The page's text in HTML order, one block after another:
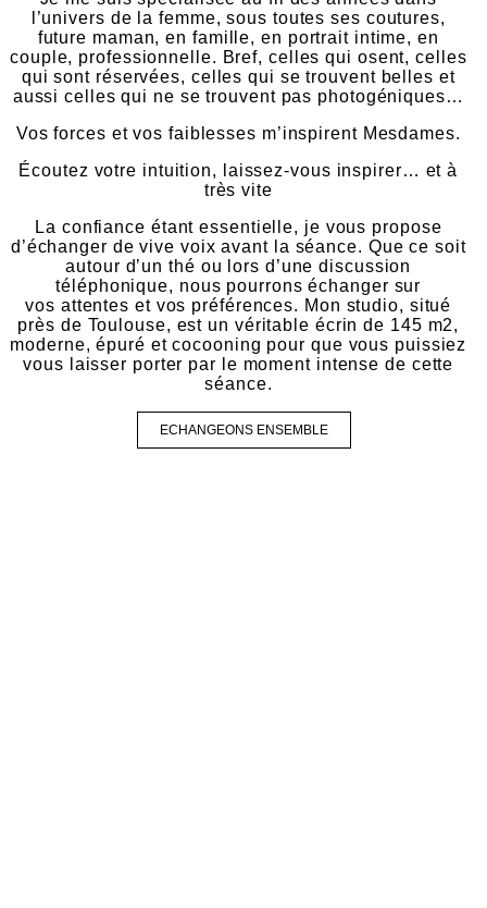
l’univers de la femme, sous toutes ses coutures,
future maman, en famille, en portrait intime, en
couple, professionnelle. Bref, celles qui osent, celles
qui sont réservées, celles qui se trouvent belles et
aussi celles qui ne se trouvent pas photogéniques…
Vos forces et vos faiblesses m’inspirent Mesdames.
Écoutez votre intuition, laissez-vous inspirer… et à
très vite
La confiance étant essentielle, je vous propose
d’échanger de vive voix avant la séance. Que ce soit
autour d’un thé ou lors d’une discussion
téléphonique, nous pourrons échanger sur
vos attentes et vos préférences. Mon studio, situé
près de Toulouse, est un véritable écrin de 145 m2,
moderne, épuré et cocooning pour que vous puissiez
vous laisser porter par le moment intense de cette
séance.
ECHANGEONS ENSEMBLE